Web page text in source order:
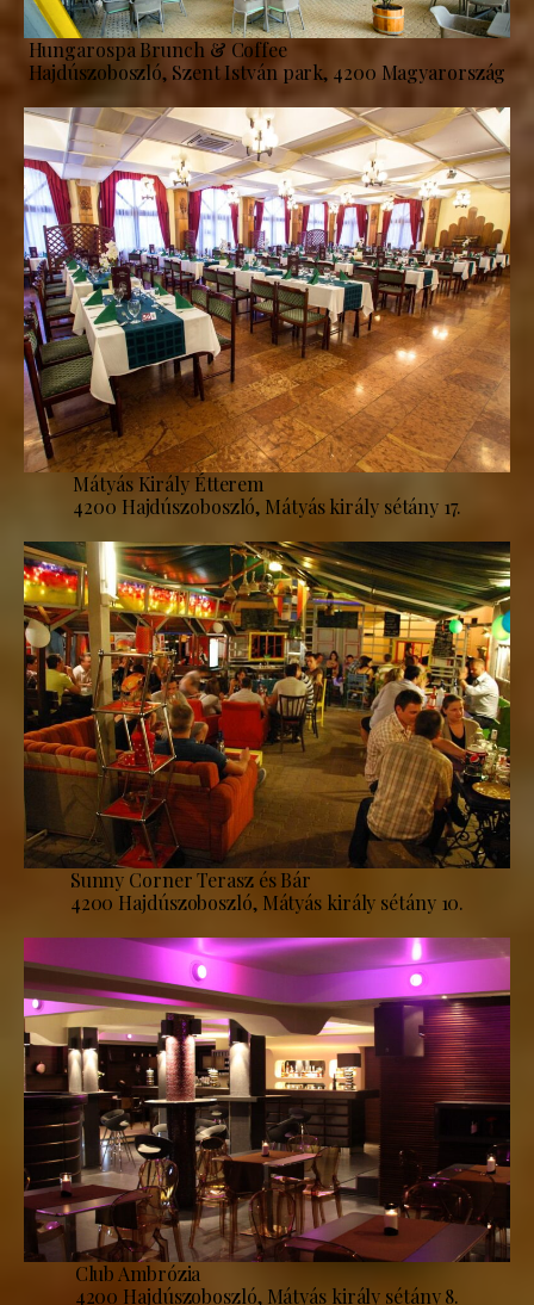
Hungarospa Brunch & Coffee
Hajdúszoboszló, Szent István park, 4200 Magyarország
Mátyás Király Étterem
4200 Hajdúszoboszló, Mátyás király sétány 17.
Sunny Corner Terasz és Bár
4200 Hajdúszoboszló, Mátyás király sétány 10.
Club Ambrózia
4200 Hajdúszoboszló, Mátyás király sétány 8.